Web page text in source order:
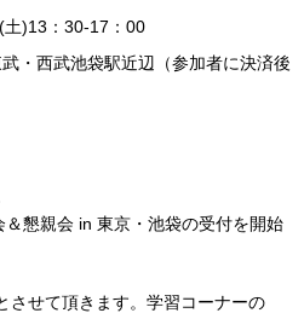
土)13：30-17：00
・西武池袋駅近辺（参加者に決済後
懇親会 in 東京・池袋の受付を開始
させて頂きます。学習コーナーの